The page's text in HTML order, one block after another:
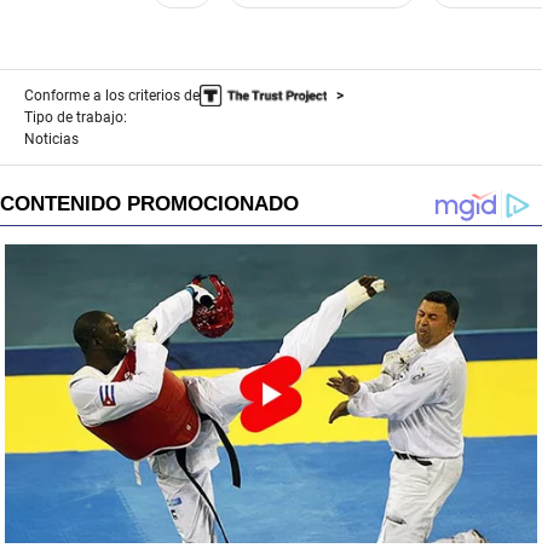
Conforme a los criterios de
Tipo de trabajo:
Noticias